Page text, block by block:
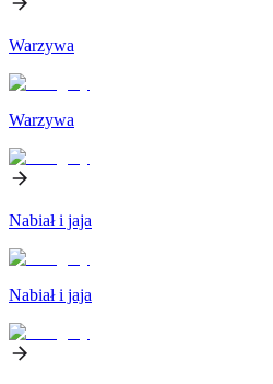
Warzywa
Warzywa
Nabiał i jaja
Nabiał i jaja